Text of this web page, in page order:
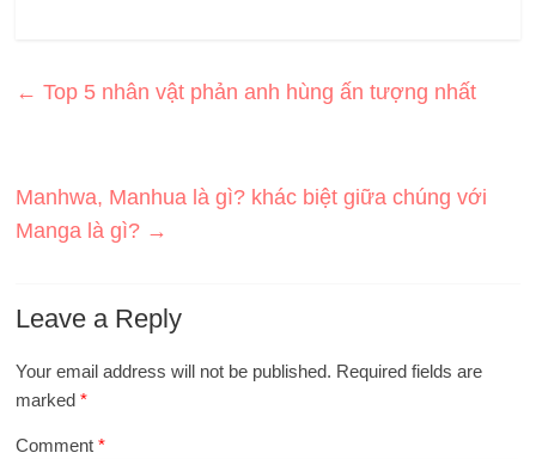
← Top 5 nhân vật phản anh hùng ấn tượng nhất
Manhwa, Manhua là gì? khác biệt giữa chúng với
Manga là gì? →
Leave a Reply
Your email address will not be published. Required fields are
marked*
Comment*